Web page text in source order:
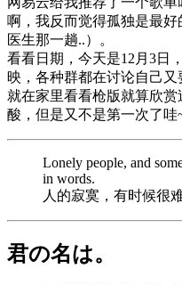
啊，我反而觉得孤独是最
医生那一趟..）。
看看日期，今天是12月3日
映，各种群都在讨论自己
就在家里看看枪版就算欣
酸，但是又不是第一次了哇
Lonely people, and
in words.
人的寂寞，有时候很
君の名は。